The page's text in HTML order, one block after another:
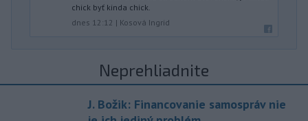
chick byť kinda chick.
dnes 12:12 | Kosová Ingrid
Neprehliadnite
J. Božik: Financovanie samospráv nie